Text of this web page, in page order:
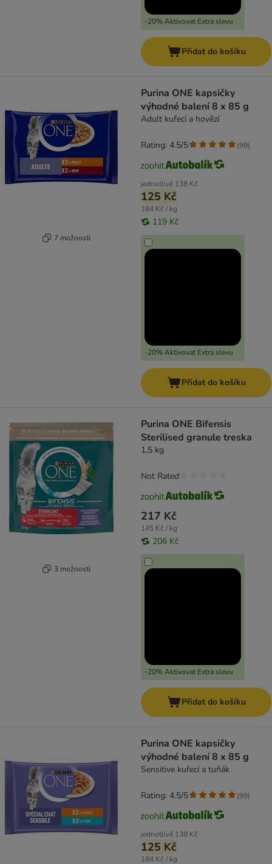
-20% Aktivovat Extra slevu
Přidat do košíku
7 možností
Purina ONE kapsičky
výhodné balení 8 x 85 g
Adult kuřecí a hovězí
jednotlivě 138 Kč
125 Kč
184 Kč / kg
119 Kč
-20% Aktivovat Extra slevu
Rating: 4.5/5 (99)
Přidat do košíku
3 možností
Purina ONE Bifensis
Sterilised granule treska
1,5 kg
217 Kč
145 Kč / kg
206 Kč
-20% Aktivovat Extra slevu
Not Rated
Přidat do košíku
Purina ONE kapsičky
výhodné balení 8 x 85 g
Sensitive kuřecí a tuňák
jednotlivě 138 Kč
125 Kč
184 Kč / kg
Rating: 4.5/5 (99)